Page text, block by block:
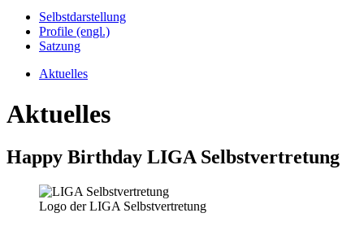
Selbstdarstellung
Profile (engl.)
Satzung
Aktuelles
Aktuelles
Happy Birthday LIGA Selbstvertretung
Logo der LIGA Selbstvertretung